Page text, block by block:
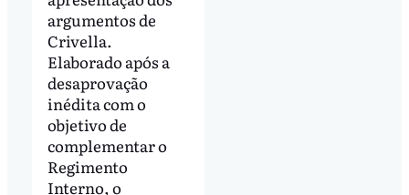
argumentos de
Crivella.
Elaborado após a
desaprovação
inédita com o
objetivo de
complementar o
Regimento
Interno, o